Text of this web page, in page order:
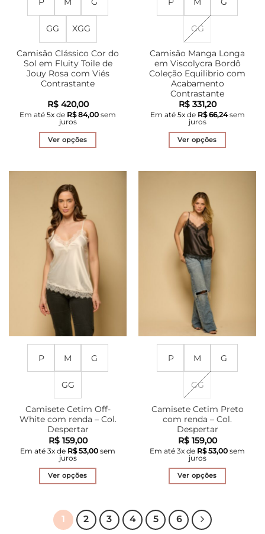
GG XGG
Camisão Clássico Cor do
Sol em Fluity Toile de
Jouy Rosa com Viés
Contrastante
R$420,00
Em até 5x de R$84,00 sem
juros
Ver opções
várias
variantes.
As
opções
podem
ser
escolhidas
página
do
produto
GG
Camisão Manga Longa
em Viscolycra Bordô
Coleção Equilibrio com
Acabamento
Contrastante
R$331,20
Em até 5x de R$66,24sem
juros
Ver opções
várias
variantes.
As
opções
podem
ser
escolhidas
na
página
do
produto
P M G
GG
Camisete Cetim Off-
White com renda – Col.
Despertar
R$159,00
Em até 3x de R$53,00 sem
juros
Ver opções
tem
várias
P M G
GG
Camisete Cetim Preto
com renda – Col.
Despertar
R$159,00
Em até 3x de R$53,00 sem
juros
Ver opções
tem
várias
1 2 3 4 5 6